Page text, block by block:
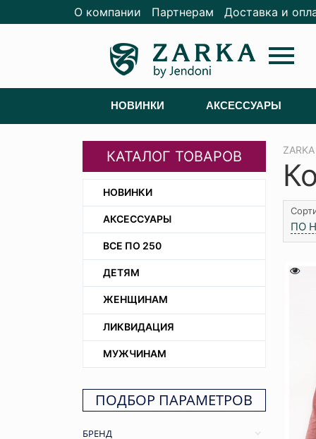
О компании Партнерам Доставка и
menu
НОВИНКИ АКСЕССУАРЫ
КАТАЛОГ ТОВАРОВ
НОВИНКИ
АКСЕССУАРЫ
ВСЕ ПО 250
ДЕТЯМ
ЖЕНЩИНАМ
ЛИКВИДАЦИЯ
МУЖЧИНАМ
ПОДБОР ПАРАМЕТРОВ
БРЕНД
ZARKA
ПО